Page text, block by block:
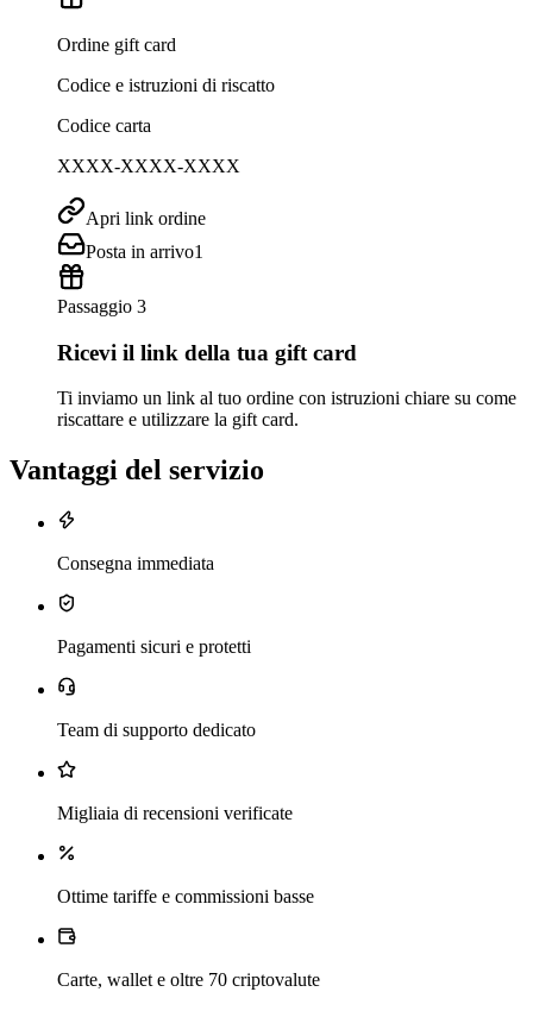
Ordine gift card
Codice e istruzioni di riscatto
Codice carta
XXXX-XXXX-XXXX
Apri link ordine
Posta in arrivo1
Passaggio 3
Ricevi il link della tua gift card
Ti inviamo un link al tuo ordine con istruzioni chiare su come
riscattare e utilizzare la gift card.
Vantaggi del servizio
Consegna immediata
Pagamenti sicuri e protetti
Team di supporto dedicato
Migliaia di recensioni verificate
Ottime tariffe e commissioni basse
Carte, wallet e oltre 70 criptovalute